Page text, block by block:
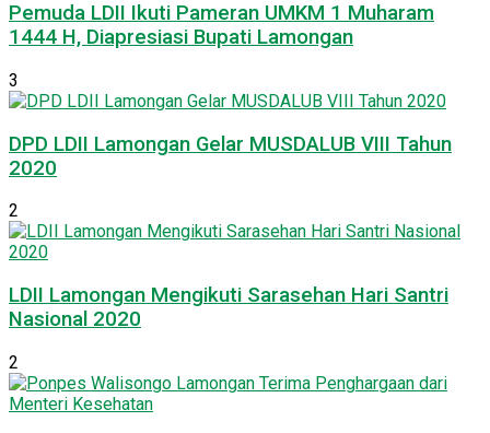
Pemuda LDII Ikuti Pameran UMKM 1 Muharam
1444 H, Diapresiasi Bupati Lamongan
3
DPD LDII Lamongan Gelar MUSDALUB VIII Tahun
2020
2
LDII Lamongan Mengikuti Sarasehan Hari Santri
Nasional 2020
2